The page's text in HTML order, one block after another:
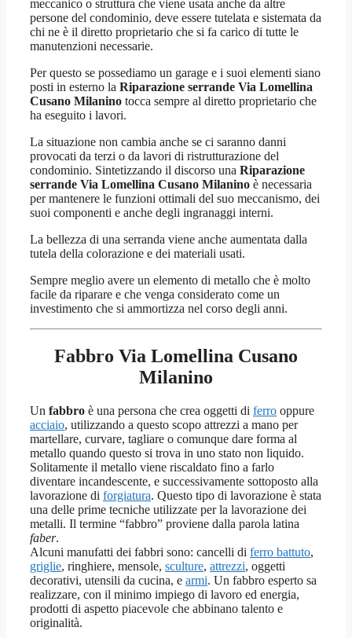
meccanico o struttura che viene usata anche da altre
persone del condominio, deve essere tutelata e sistemata da
chi ne è il diretto proprietario che si fa carico di tutte le
manutenzioni necessarie.
Per questo se possediamo un garage e i suoi elementi siano
posti in esterno la Riparazione serrande Via Lomellina
Cusano Milanino tocca sempre al diretto proprietario che
ha eseguito i lavori.
La situazione non cambia anche se ci saranno danni
provocati da terzi o da lavori di ristrutturazione del
condominio. Sintetizzando il discorso una Riparazione
serrande Via Lomellina Cusano Milanino è necessaria
per mantenere le funzioni ottimali del suo meccanismo, dei
suoi componenti e anche degli ingranaggi interni.
La bellezza di una serranda viene anche aumentata dalla
tutela della colorazione e dei materiali usati.
Sempre meglio avere un elemento di metallo che è molto
facile da riparare e che venga considerato come un
investimento che si ammortizza nel corso degli anni.
Fabbro Via Lomellina Cusano
Milanino
Un fabbro è una persona che crea oggetti di ferro oppure
acciaio, utilizzando a questo scopo attrezzi a mano per
martellare, curvare, tagliare o comunque dare forma al
metallo quando questo si trova in uno stato non liquido.
Solitamente il metallo viene riscaldato fino a farlo
diventare incandescente, e successivamente sottoposto alla
lavorazione di forgiatura. Questo tipo di lavorazione è stata
una delle prime tecniche utilizzate per la lavorazione dei
metalli. Il termine “fabbro” proviene dalla parola latina
faber.
Alcuni manufatti dei fabbri sono: cancelli di ferro battuto,
griglie, ringhiere, mensole, sculture, attrezzi, oggetti
decorativi, utensili da cucina, e armi. Un fabbro esperto sa
realizzare, con il minimo impiego di lavoro ed energia,
prodotti di aspetto piacevole che abbinano talento e
originalità.